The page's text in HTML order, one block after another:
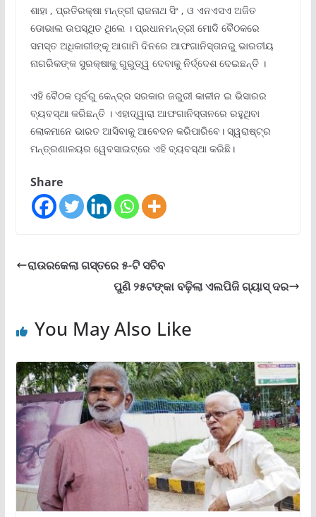
ଶାହା , ପ୍ରତିରକ୍ଷା ମନ୍ତ୍ରୀ ରାଜନାଥ ସିଂ , ଓ ଏନଏସଏ ଅଜିତ
ଡୋଭାଲ ଉପସ୍ଥିତ ଥିଲେ । ପ୍ରଧାନମନ୍ତ୍ରୀ ମୋଦି ବୈଠକରେ
ସମସ୍ତ ଅଧିକାରୀଙ୍କୂ ଆଗାମି ଦିନରେ ଆଫଗାନିସ୍ତାନରୁ ଭାରତୀୟ
ନାଗରିକଙ୍କ ସୁରକ୍ଷାକୁ ଗୁରୁତ୍ୱ ଦେବାକୁ ନିର୍ଦ୍ଦେଶ ଦେଇଛନ୍ତି ।
ଏହି ବୈଠକ ପୂର୍ବରୁ କେନ୍ଦ୍ର ସରକାର ଜରୁରୀ କାଳୀନ ଇ ଭିସାରର
ବ୍ୟବସ୍ଥା କରିଛନ୍ତି । ଏହାଦ୍ୱାରା ଆଫଗାନିସ୍ତାନରେ ରହୁଥିବା
ଲୋକମାନେ ଭାରତ ଆସିବାକୁ ଆବେଦନ କରିପାରିବେ। ସ୍ୱରାଷ୍ଟ୍ର
ମନ୍ତ୍ରଣାଳୟର ୱେବସାଇଟ୍ରେ ଏହି ବ୍ୟବସ୍ଥା କରିଛି।
Share
ରାଉରକେଲା ଗସ୍ତରେ ୫-ଟି ସଚିବ
ପୁଣି ୨୫ଟଙ୍କା ବଢ଼ିଲା ଏଲପିଜି ଗ୍ୟାସ୍ ଦର
You May Also Like